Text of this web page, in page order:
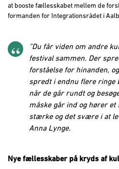
at booste fællesskabet mellem de
formanden for Integrationsrådet i
”Du får viden om andre
festival sammen. Der
forståelse for hinanden,
spredt i endnu flere ringe
når de går rundt og
måske går ind og hører
stærke og det svære i at
Anna Lynge.
Nye fællesskaber på kryds af